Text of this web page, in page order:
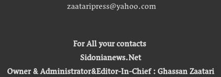
zaataripress@yahoo.com
For All your contacts
Sidonianews.Net
Owner & Administrator&Editor-In-Chief : Ghassan Zaatari